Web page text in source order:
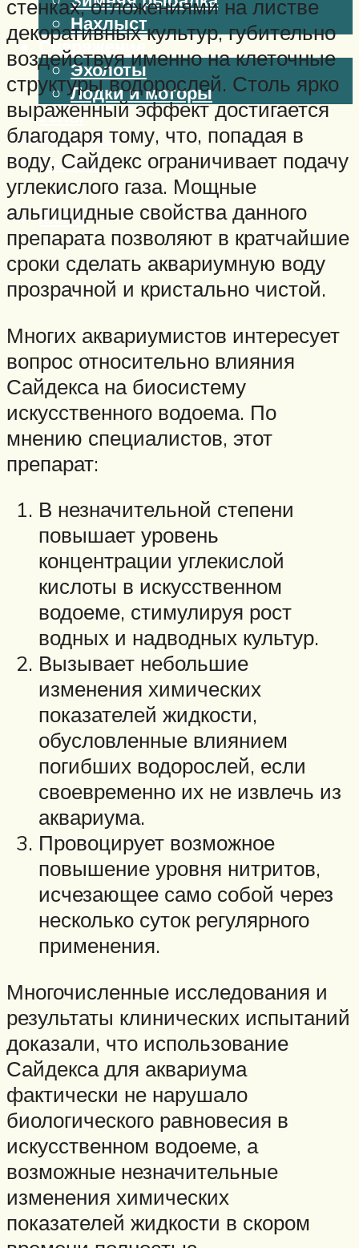
Нахлыст
Снаряжение
Эхолоты
Лодки и моторы
Узлы
Рецепты
Разное
Меню
стенках, отложениями на листве
декоративных культур, губительно
воздействуя именно на клеточные
структуры водорослей. Столь ярко
выраженный эффект достигается
благодаря тому, что, попадая в
воду, Сайдекс ограничивает подачу
углекислого газа. Мощные
альгицидные свойства данного
препарата позволяют в кратчайшие
сроки сделать аквариумную воду
прозрачной и кристально чистой.
Многих аквариумистов интересует
вопрос относительно влияния
Сайдекса на биосистему
искусственного водоема. По
мнению специалистов, этот
препарат:
В незначительной степени
повышает уровень
концентрации углекислой
кислоты в искусственном
водоеме, стимулируя рост
водных и надводных культур.
Вызывает небольшие
изменения химических
показателей жидкости,
обусловленные влиянием
погибших водорослей, если
своевременно их не извлечь из
аквариума.
Провоцирует возможное
повышение уровня нитритов,
исчезающее само собой через
несколько суток регулярного
применения.
Многочисленные исследования и
результаты клинических испытаний
доказали, что использование
Сайдекса для аквариума
фактически не нарушало
биологического равновесия в
искусственном водоеме, а
возможные незначительные
изменения химических
показателей жидкости в скором